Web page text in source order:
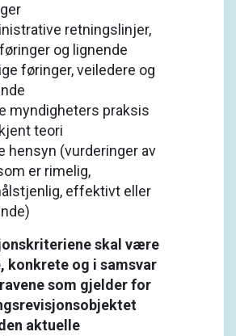
retningslinjer,
og lignende
føringer, veiledere og
myndigheters praksis
teori
hensyn (vurderinger av
er rimelig,
effektivt eller
skal være
konkrete og i samsvar
som gjelder for
aktuelle